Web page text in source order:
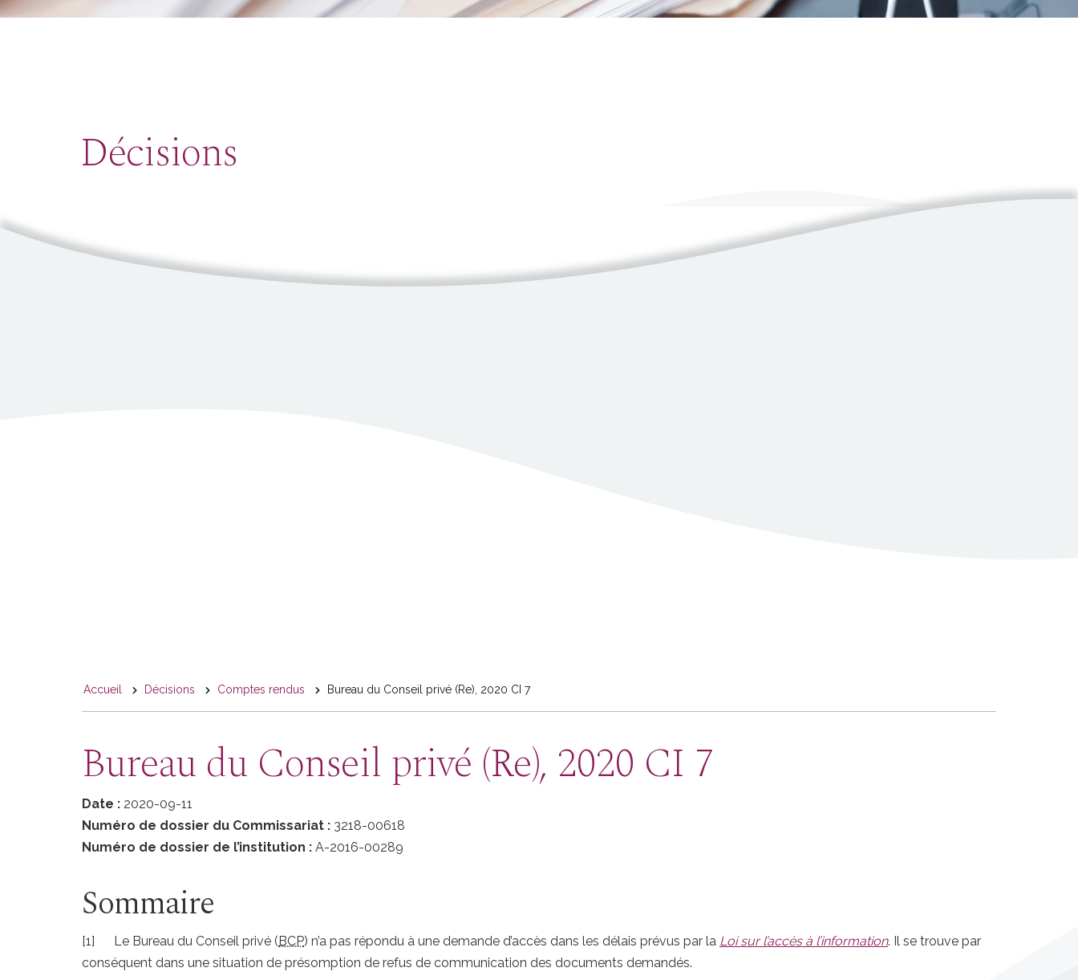
Décisions
You
are
here
Accueil Décisions Comptes rendus Bureau du Conseil privé (Re), 2020 CI 7
Bureau du Conseil privé (Re), 2020 CI 7
Date : 2020-09-11
Numéro de dossier du Commissariat : 3218-00618
Numéro de dossier de l’institution : A-2016-00289
Sommaire
[1] Le Bureau du Conseil privé (BCP) n’a pas répondu à une demande d’accès dans les délais prévus par la Loi sur l’accès à l’information. Il se trouve par
conséquent dans une situation de présomption de refus de communication des documents demandés.